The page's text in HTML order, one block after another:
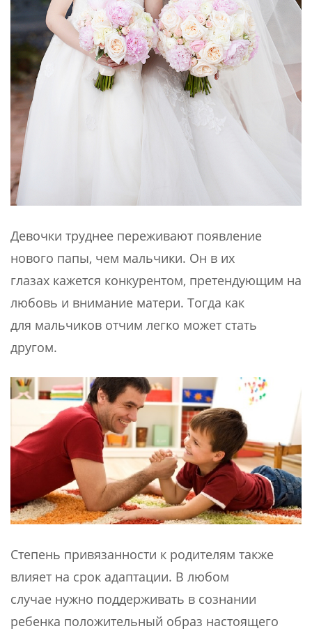
Девочки труднее переживают появление
нового папы, чем мальчики. Он в их
глазах кажется конкурентом, претендующим на
любовь и внимание матери. Тогда как
для мальчиков отчим легко может стать
другом.
Степень привязанности к родителям также
влияет на срок адаптации. В любом
случае нужно поддерживать в сознании
ребенка положительный образ настоящего